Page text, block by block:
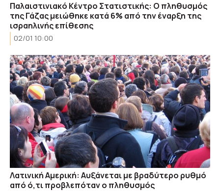
Παλαιστινιακό Κέντρο Στατιστικής: Ο πληθυσμός
της Γάζας μειώθηκε κατά 6% από την έναρξη της
ισραηλινής επίθεσης
02/01 10:00
Λατινική Αμερική: Αυξάνεται με βραδύτερο ρυθμό
από ό,τι προβλεπόταν ο πληθυσμός